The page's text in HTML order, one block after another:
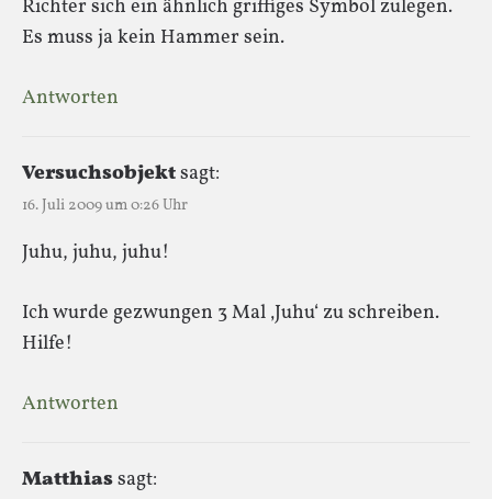
Richter sich ein ähnlich griffiges Symbol zulegen.
Es muss ja kein Hammer sein.
Antworten
Versuchsobjektsagt:
16. Juli 2009 um 0:26 Uhr
Juhu, juhu, juhu!
Ich wurde gezwungen 3 Mal ‚Juhu‘ zu schreiben.
Hilfe!
Antworten
Matthiassagt: